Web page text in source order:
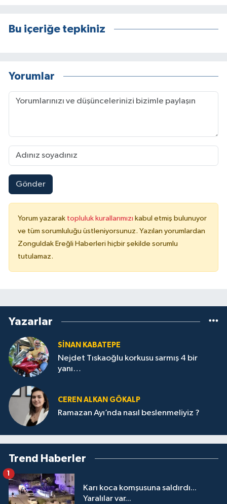
Bu içeriğe tepkiniz
Yorumlar
Gönder
Yorum yazarak topluluk kurallarımızı kabul etmiş bulunuyor
ve tüm sorumluluğu üstleniyorsunuz. Yazılan yorumlardan
Zonguldak Ereğli Haberleri hiçbir şekilde sorumlu
tutulamaz.
Yazarlar
SINAN KABATEPE
Nejdet Tıskaoğlu korkusu sarmış 4 bir
yanı…
CEREN ALKAN GÖKALP
Ramazan Ayı’nda nasıl beslenmeliyiz ?
Trend Haberler
Karı koca komşusuna saldırdı...
Yaralılar var...
1